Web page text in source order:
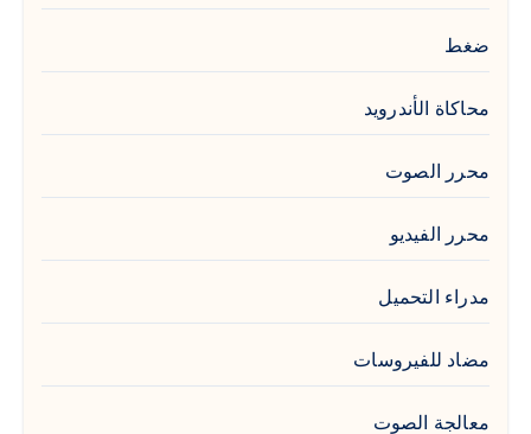
ضغط
محاكاة الأندرويد
محرر الصوت
محرر الفيديو
مدراء التحميل
مضاد للفيروسات
معالجة الصوت